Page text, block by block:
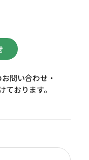
問い合わせ・
ております。